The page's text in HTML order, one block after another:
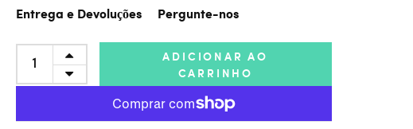
Entrega e Devoluções Pergunte-nos
ADICIONAR AO
CARRINHO